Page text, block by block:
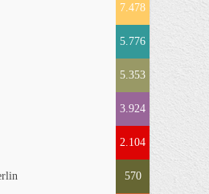
7.478
5.776
5.353
3.924
2.104
570